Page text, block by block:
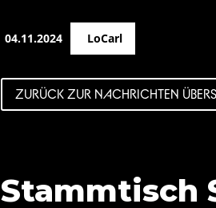
04.11.2024 LoCarl
ZURÜCK ZUR NACHRICHTEN
Stammtisch